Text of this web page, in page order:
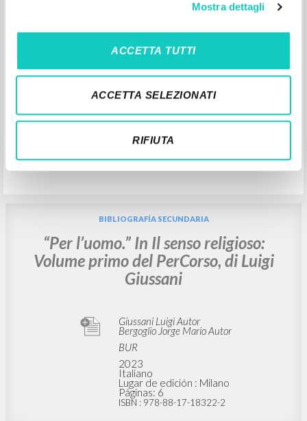
Mostra dettagli
ACCETTA TUTTI
ACCETTA SELEZIONATI
RIFIUTA
Giussani Luigi Autor
BUR: Corriere della Sera
2016
Lugar de edición : Milano
Páginas: 352
ISBN: 9-771824-569233-60003
BIBLIOGRAFÍA SECUNDARIA
“Per l’uomo.” In Il senso religioso:
Volume primo del PerCorso, di Luigi
Giussani
Giussani Luigi Autor
Bergoglio Jorge Mario Autor
BUR
2023
Italiano
Lugar de edición : Milano
Páginas: 6
ISBN : 978-88-17-18322-2